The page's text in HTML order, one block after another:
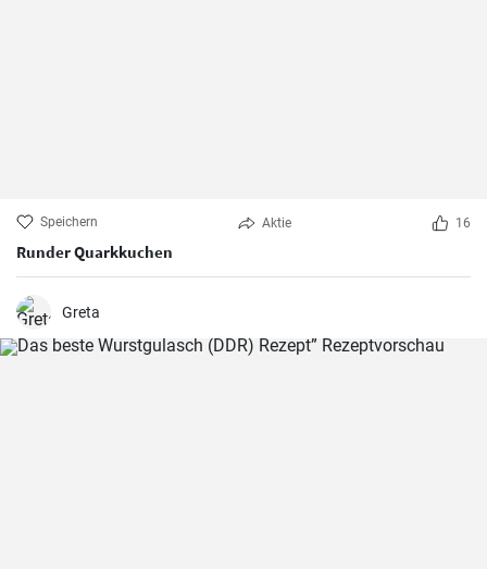
Speichern Aktie 16
Runder Quarkkuchen
Greta